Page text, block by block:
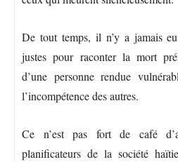
De tout temps, il n’y a jamais
justes pour raconter la mort
d’une personne rendue
l’incompétence des autres.
Ce n’est pas fort de café
planificateurs de la société